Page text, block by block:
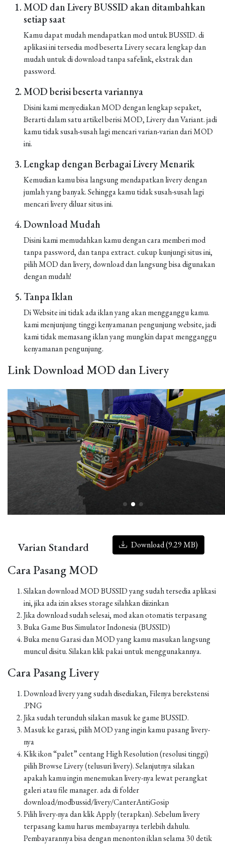
MOD dan Livery BUSSID akan ditambahkan
setiap saat
Kamu dapat mudah mendapatkan mod untuk BUSSID. di
aplikasi ini tersedia mod beserta Livery secara lengkap dan
mudah untuk di download tanpa safelink, ekstrak dan
password.
MOD berisi beserta variannya
Disini kami menyediakan MOD dengan lengkap sepaket,
Berarti dalam satu artikel berisi MOD, Livery dan Variant. jadi
kamu tidak susah-susah lagi mencari varian-varian dari MOD
ini.
Lengkap dengan Berbagai Livery Menarik
Kemudian kamu bisa langsung mendapatkan livery dengan
jumlah yang banyak. Sehingga kamu tidak susah-susah lagi
mencari livery diluar situs ini.
Download Mudah
Disini kami memudahkan kamu dengan cara memberi mod
tanpa password, dan tanpa extract. cukup kunjungi situs ini,
pilih MOD dan livery, download dan langsung bisa digunakan
dengan mudah!
Tanpa Iklan
Di Website ini tidak ada iklan yang akan mengganggu kamu.
kami menjunjung tinggi kenyamanan pengunjung website, jadi
kami tidak memasang iklan yang mungkin dapat mengganggu
kenyamanan pengunjung.
Link Download MOD dan Livery
Varian Standard Download (9.29 MB)
Cara Pasang MOD
Silakan download MOD BUSSID yang sudah tersedia aplikasi
ini, jika ada izin akses storage silahkan diizinkan
Jika download sudah selesai, mod akan otomatis terpasang
Buka Game Bus Simulator Indonesia (BUSSID)
Buka menu Garasi dan MOD yang kamu masukan langsung
muncul disitu. Silakan klik pakai untuk menggunakannya.
Cara Pasang Livery
Download livery yang sudah disediakan, Filenya berekstensi
.PNG
Jika sudah terunduh silakan masuk ke game BUSSID.
Masuk ke garasi, pilih MOD yang ingin kamu pasang livery-
nya
Klik ikon “palet” centang High Resolution (resolusi tinggi)
pilih Browse Livery (telusuri livery). Selanjutnya silakan
apakah kamu ingin menemukan livery-nya lewat perangkat
galeri atau file manager. ada di folder
download/modbussid/livery/CanterAntiGosip
Pilih livery-nya dan klik Apply (terapkan). Sebelum livery
terpasang kamu harus membayarnya terlebih dahulu.
Pembayarannya bisa dengan menonton iklan selama 30 detik